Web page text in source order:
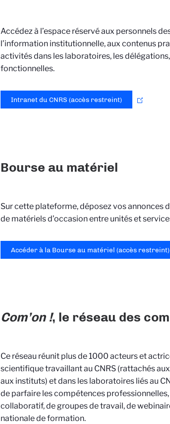
Accédez à l’espace réservé aux personnels
l’information institutionnelle, aux contenus
activités dans les laboratoires, les
fonctionnelles.
Intranet du CNRS (accès restreint)
Bourse au matériel
Sur cette plateforme, déposez vos annonces
de matériels d’occasion entre unités et
Accéder à la Bourse au matériel (accès restreint)
Com’on !, le réseau des
Ce réseau réunit plus de 1000 acteurs et
scientifique travaillant au CNRS (rattachés
aux instituts) et dans les laboratoires liés au
de parfaire les compétences
collaboratif, de groupes de travail, de
nationale de formation.